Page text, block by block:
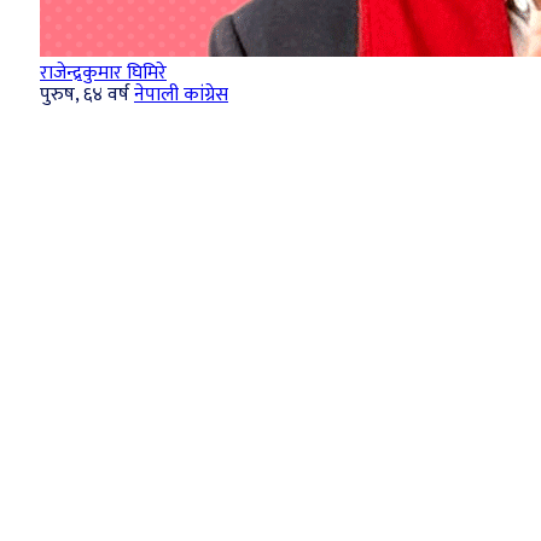
राजेन्द्रकुमार घिमिरे
पुरुष, ६४ वर्षनेपाली कांग्रेस